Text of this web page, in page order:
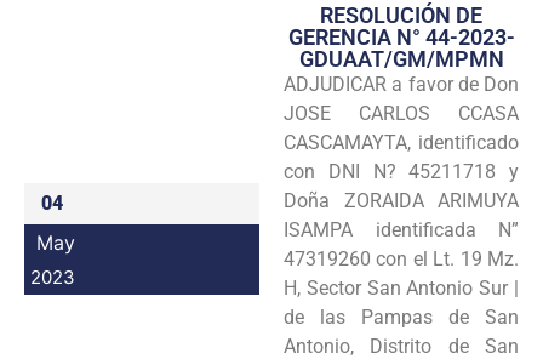
Transparencia
Seguridad
Programas
Intranet
04
May
2023
RESOLUCIÓN DE
GERENCIA N° 44-2023-
GDUAAT/GM/MPMN
ADJUDICAR a favor de Don
JOSE CARLOS CCASA
CASCAMAYTA, identificado
con DNI N? 45211718 y
Doña ZORAIDA ARIMUYA
ISAMPA identificada N”
47319260 con el Lt. 19 Mz.
H, Sector San Antonio Sur |
de las Pampas de San
Antonio, Distrito de San